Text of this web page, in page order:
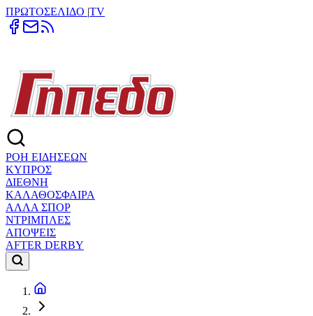
ΠΡΩΤΟΣΕΛΙΔΟ |TV
ΡΟΗ ΕΙΔΗΣΕΩΝ
ΚΥΠΡΟΣ
ΔΙΕΘΝΗ
ΚΑΛΑΘΟΣΦΑΙΡΑ
ΑΛΛΑ ΣΠΟΡ
ΝΤΡΙΜΠΛΕΣ
ΑΠΟΨΕΙΣ
AFTER DERBY